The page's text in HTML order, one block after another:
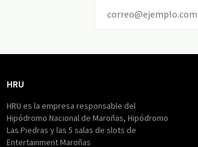
HRU
HRU es la empresa responsable del
Hipódromo Nacional de Maroñas, Hipódromo
Las Piedras y las 5 salas de slots de
Entertainment Maroñas